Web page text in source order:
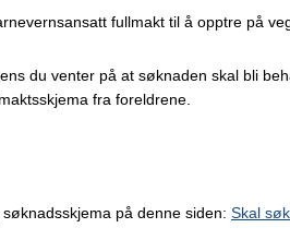
fullmakt til å opptre på
du venter på at søknaden skal bli
fra foreldrene.
på denne siden: Skal